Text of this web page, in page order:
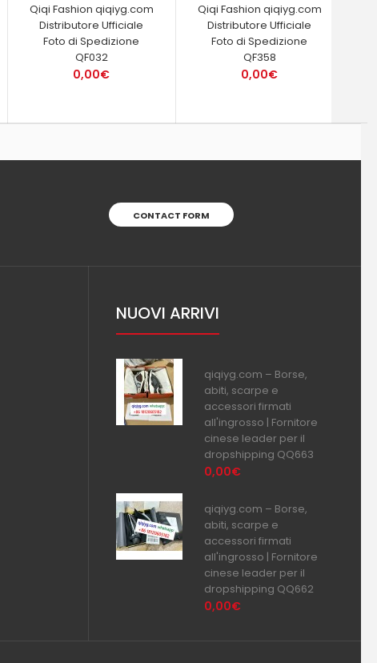
Qiqi Fashion qiqiyg.com
Distributore Ufficiale
Foto di Spedizione
QF032
0,00€
Qiqi Fashion qiqiyg.com
Distributore Ufficiale
Foto di Spedizione
QF358
0,00€
CONTACT FORM
NUOVI ARRIVI
qiqiyg.com – Borse,
abiti, scarpe e
accessori firmati
all'ingrosso | Fornitore
cinese leader per il
dropshipping QQ663
0,00€
qiqiyg.com – Borse,
abiti, scarpe e
accessori firmati
all'ingrosso | Fornitore
cinese leader per il
dropshipping QQ662
0,00€